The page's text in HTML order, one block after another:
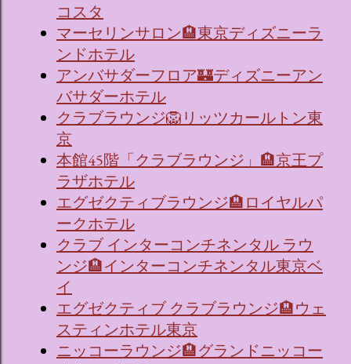
コスタ
マーセリンサロン🏨東京ディズニーラ
ンドホテル
アンバサダーフロア🏰ディズニーアン
バサダーホテル
クラブラウンジ🦁リッツカールトン東
京
本館45階「クラブラウンジ」🏨京王プ
ラザホテル
エグゼクティブラウンジ🏨ロイヤルパ
ークホテル
クラブ インターコンチネンタル ラウ
ンジ🏨インターコンチネンタル東京ベ
イ
エグゼクティブ クラブラウンジ🏨ウェ
スティンホテル東京
ニッコーラウンジ🏨グランドニッコー